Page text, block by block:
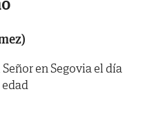
en Segovia el día
edad